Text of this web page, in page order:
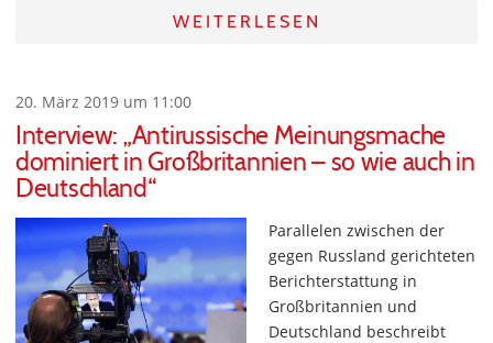
WEITERLESEN
20. März 2019 um 11:00
Interview: „Antirussische Meinungsmache
dominiert in Großbritannien – so wie auch in
Deutschland“
Parallelen zwischen der
gegen Russland gerichteten
Berichterstattung in
Großbritannien und
Deutschland beschreibt